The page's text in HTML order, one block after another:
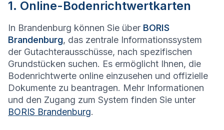
1. Online-Bodenrichtwertkarten
In Brandenburg können Sie über BORIS
Brandenburg, das zentrale Informationssystem
der Gutachterausschüsse, nach spezifischen
Grundstücken suchen. Es ermöglicht Ihnen, die
Bodenrichtwerte online einzusehen und offizielle
Dokumente zu beantragen. Mehr Informationen
und den Zugang zum System finden Sie unter
BORIS Brandenburg.